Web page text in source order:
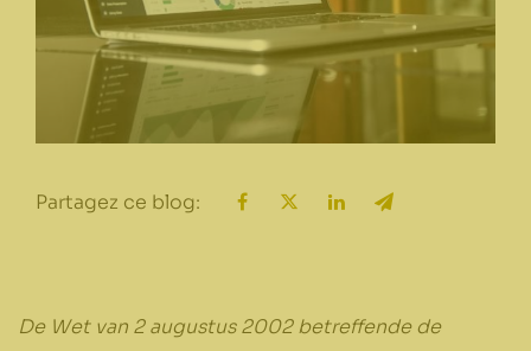
Partagez ce blog:
De Wet van 2 augustus 2002 betreffende de